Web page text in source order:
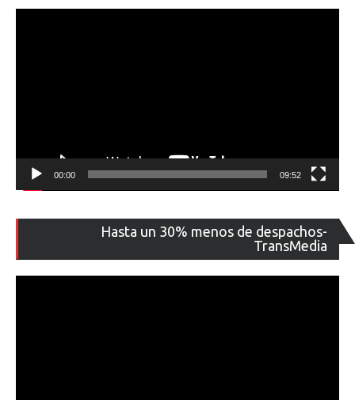
00:00 09:52
Hasta un 30% menos de despachos-
TransMedia
de